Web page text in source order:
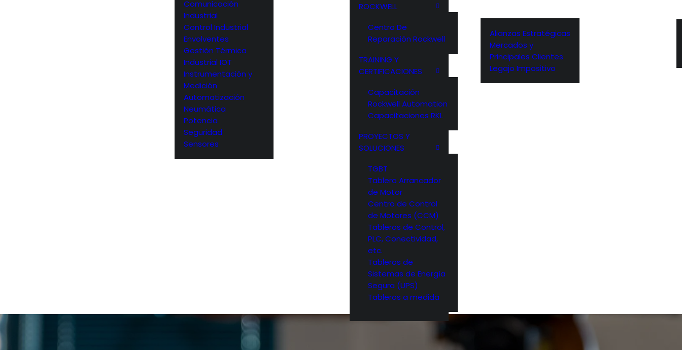
Comunicación
Industrial
Control Industrial
Envolventes
Gestión Térmica
Industrial IOT
Instrumentación y
Medición
Automatización
Neumática
Potencia
Seguridad
Sensores
ROCKWELL
Centro De
Reparación Rockwell
TRAINING Y
CERTIFICACIONES
Capacitación
Rockwell Automation
Capacitaciones RKL
PROYECTOS Y
SOLUCIONES
TGBT
Tablero Arrancador
de Motor
Centro de Control
de Motores (CCM)
Tableros de Control,
PLC, Conectividad,
etc.
Tableros de
Sistemas de Energía
Segura (UPS)
Tableros a medida
Alianzas Estratégicas
Mercados y
Principales Clientes
Legajo Impositivo